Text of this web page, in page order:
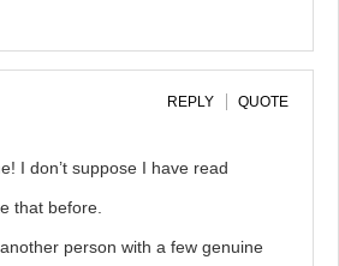
REPLY QUOTE
I don’t suppose I have read
that before.
person with a few genuine